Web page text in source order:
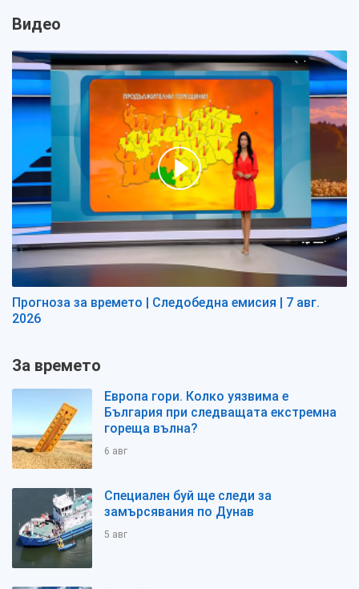
Видео
Прогноза за времето | Следобедна емисия | 7 авг.
2026
За времето
Европа гори. Колко уязвима е
България при следващата екстремна
гореща вълна?
6 авг
Специален буй ще следи за
замърсявания по Дунав
5 авг